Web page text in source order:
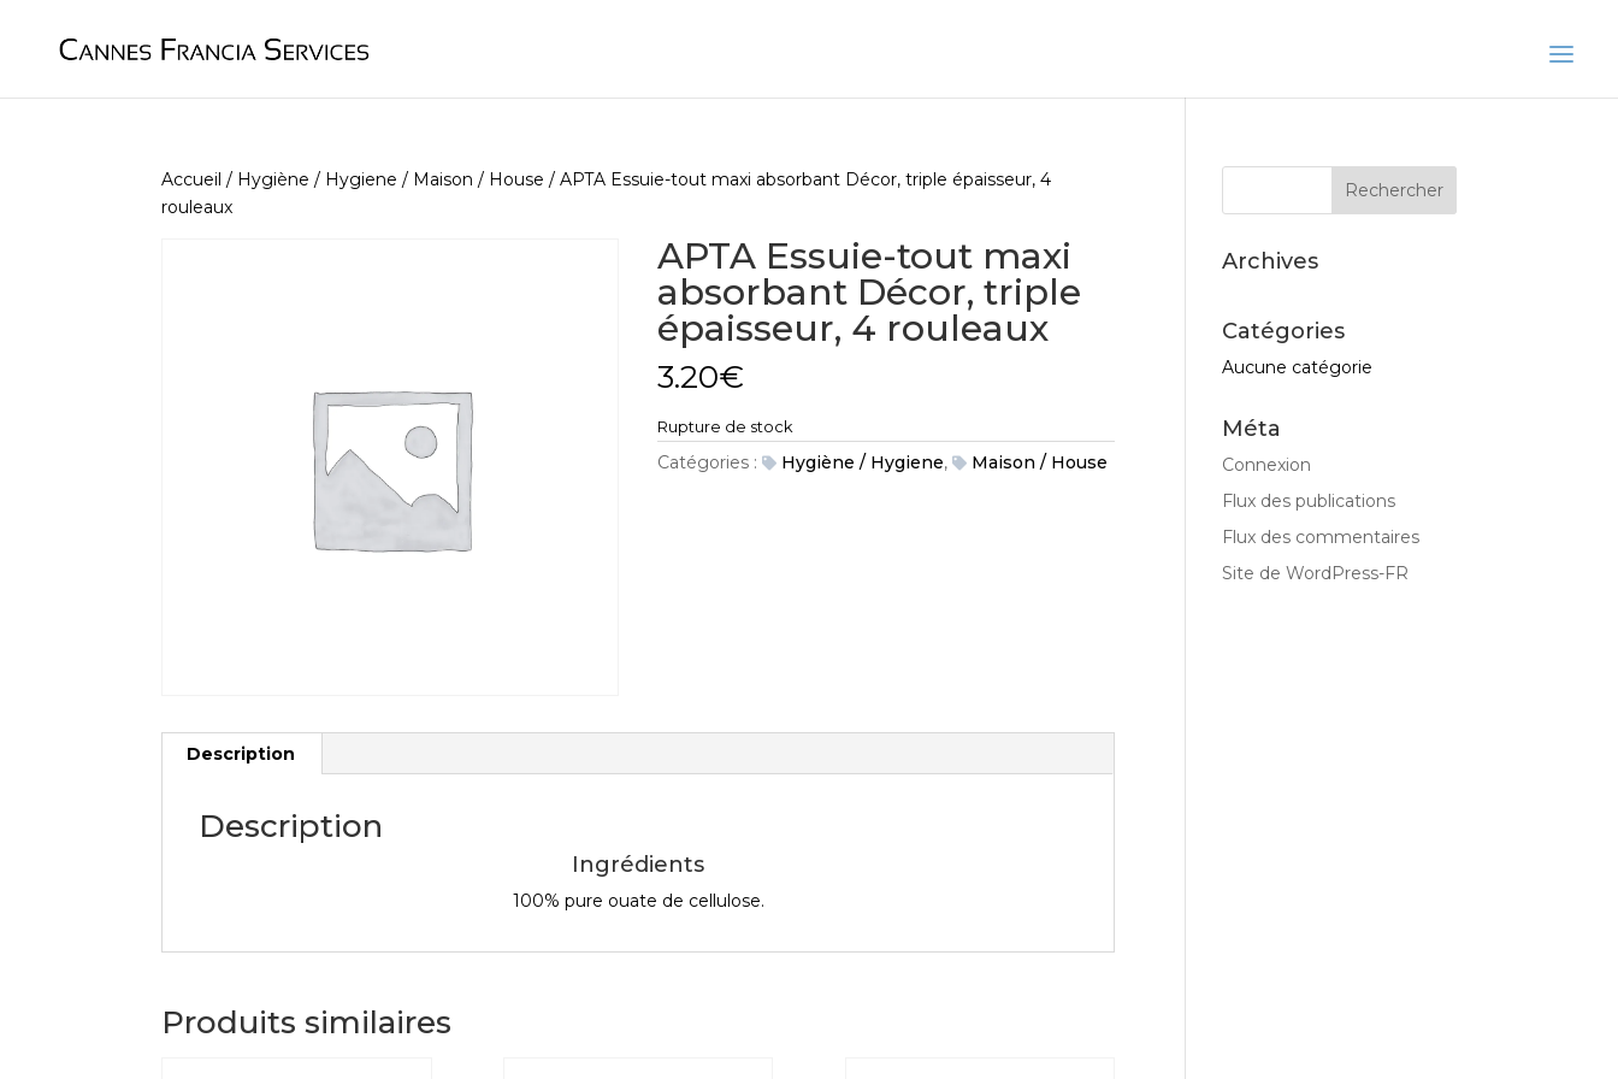
Accueil / Hygiène / Hygiene / Maison / House / APTA Essuie-tout maxi absorbant Décor, triple épaisseur, 4
rouleaux
APTA Essuie-tout maxi
absorbant Décor, triple
épaisseur, 4 rouleaux
3.20€
Rupture de stock
Catégories : Hygiène / Hygiene, Maison / House
Description
Description
Ingrédients
100% pure ouate de cellulose.
Produits similaires
Archives
Catégories
Aucune catégorie
Méta
Connexion
Flux des publications
Flux des commentaires
Site de WordPress-FR